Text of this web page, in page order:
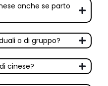
anche se parto
o di gruppo?
cinese?